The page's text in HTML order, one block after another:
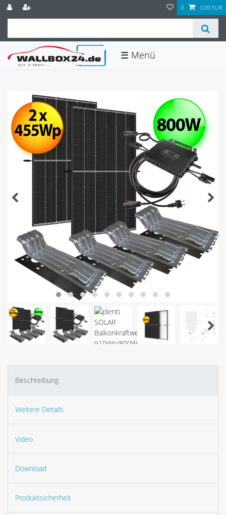
0 0,00 EUR
☰
Beschreibung
Weitere Details
Video
Download
Produktsicherheit